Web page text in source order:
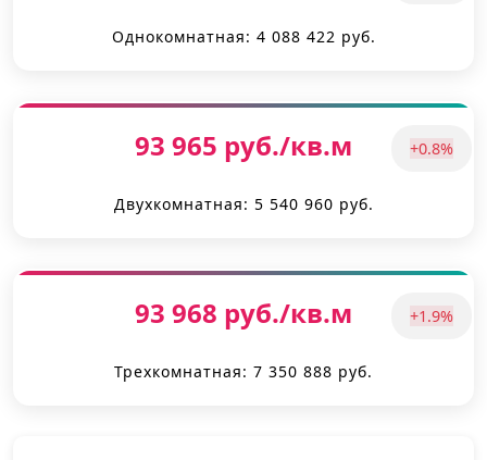
Однокомнатная: 4 088 422 руб.
93 965 руб./кв.м +0.8%
Двухкомнатная: 5 540 960 руб.
93 968 руб./кв.м +1.9%
Трехкомнатная: 7 350 888 руб.